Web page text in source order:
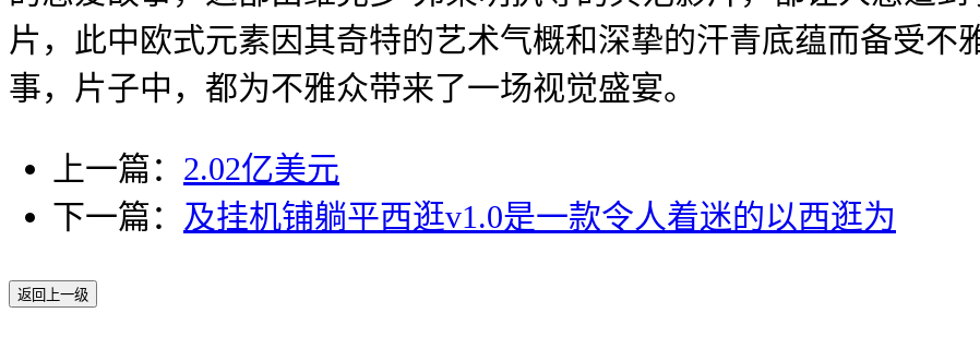
片，此中欧式元素因其奇特的艺术气概和深挚的汗青底蕴而备受不
事，片子中，都为不雅众带来了一场视觉盛宴。
上一篇： 2.02亿美元
下一篇： 及挂机铺躺平西逛v1.0是一款令人着迷的以西逛为
返回上一级